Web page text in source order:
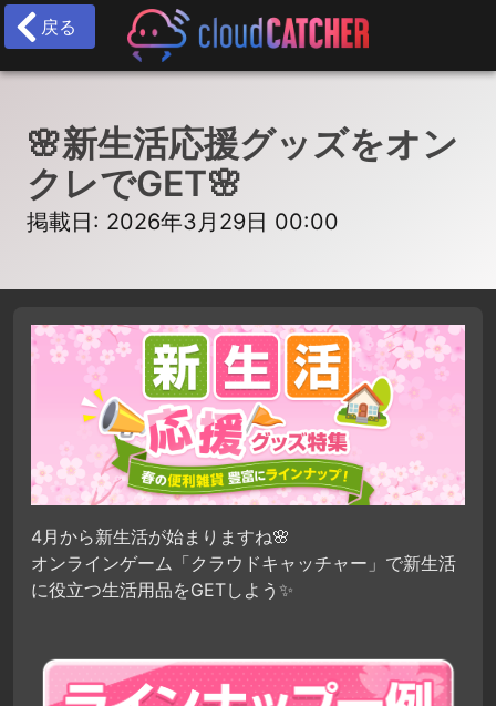
戻る
🌸新生活応援グッズをオン
クレでGET🌸
掲載日: 2026年3月29日 00:00
4月から新生活が始まりますね🌸
オンラインゲーム「クラウドキャッチャー」で新生活
に役立つ生活用品をGETしよう✨